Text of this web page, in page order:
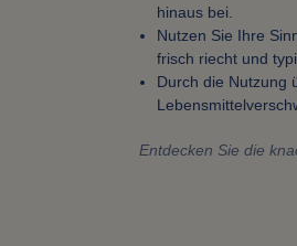
hinaus bei.
Nutzen Sie Ihre
frisch riecht und
Durch die Nutzung
Entdecken Sie die